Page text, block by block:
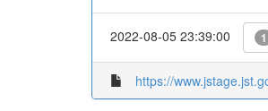
2022-08-05 23:39:00 1
https://